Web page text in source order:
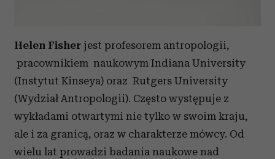
Helen Fisher jest profesorem antropologii,
pracownikiem naukowym Indiana University
(Instytut Kinseya) oraz Rutgers University
(Wydział Antropologii). Często występuje z
wykładami otwartymi nie tylko w swoim kraju,
ale i za granicą, oraz w charakterze mówcy. Od
wielu lat prowadzi badania naukowe nad